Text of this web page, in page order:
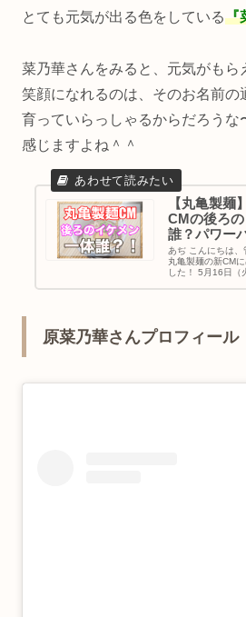
とても元気が出る色をしている『
菜乃華さんをみると、元気がもら
笑顔になれるのは、そのお名前の
育っていらっしゃるからだろうな
感じますよね＾＾
【丸亀製麺
CMの後ろ
誰？パワー
あぢ こんにちは
丸亀製麺の新CM
した！ 5月16日（
原菜乃華さんプロフィール